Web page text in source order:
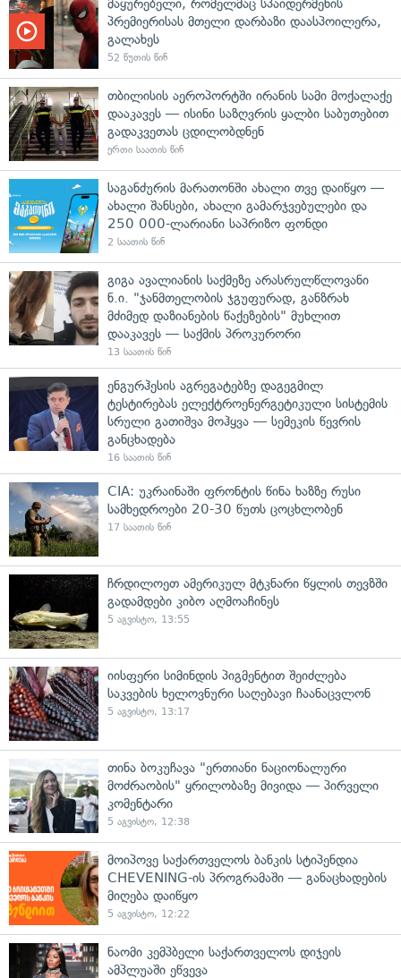
მაყურებელი, რომელმაც სპაიდერმენის
პრემიერისას მთელი დარბაზი დაასპოილერა,
გალახეს
52 წუთის წინ
თბილისის აეროპორტში ირანის სამი მოქალაქე
დააკავეს — ისინი საზღვრის ყალბი საბუთებით
გადაკვეთას ცდილობდნენ
ერთი საათის წინ
საგანძურის მარათონში ახალი თვე დაიწყო —
ახალი შანსები, ახალი გამარჯვებულები და
250 000-ლარიანი საპრიზო ფონდი
2 საათის წინ
გიგა ავალიანის საქმეზე არასრულწლოვანი
ნ.ი. "ჯანმთელობის ჯგუფურად, განზრახ
მძიმედ დაზიანების წაქეზების" მუხლით
დააკავეს — საქმის პროკურორი
13 საათის წინ
ენგურჰესის აგრეგატებზე დაგეგმილ
ტესტირებას ელექტროენერგეტიკული სისტემის
სრული გათიშვა მოჰყვა — სემეკის წევრის
განცხადება
16 საათის წინ
CIA: უკრაინაში ფრონტის წინა ხაზზე რუსი
სამხედროები 20-30 წუთს ცოცხლობენ
17 საათის წინ
ჩრდილოეთ ამერიკულ მტკნარი წყლის თევზში
გადამდები კიბო აღმოაჩინეს
5 აგვისტო, 13:55
იისფერი სიმინდის პიგმენტით შეიძლება
საკვების ხელოვნური საღებავი ჩაანაცვლონ
5 აგვისტო, 13:17
თინა ბოკუჩავა "ერთიანი ნაციონალური
მოძრაობის" ყრილობაზე მივიდა — პირველი
კომენტარი
5 აგვისტო, 12:38
მოიპოვე საქართველოს ბანკის სტიპენდია
CHEVENING-ის პროგრამაში — განაცხადების
მიღება დაიწყო
5 აგვისტო, 12:22
ნაომი კემპბელი საქართველოს დიჯეის
ამპლუაში ეწვევა